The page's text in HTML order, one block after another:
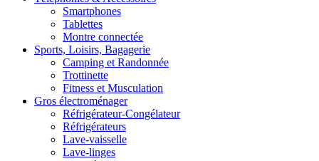
Smartphones
Tablettes
Montre connectée
Sports, Loisirs, Bagagerie
Camping et Randonnée
Trottinette
Fitness et Musculation
Gros électroménager
Réfrigérateur-Congélateur
Réfrigérateurs
Lave-vaisselle
Lave-linges